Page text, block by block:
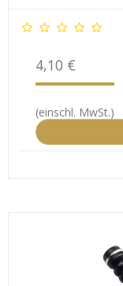
4,10 €
(einschl. MwSt.)